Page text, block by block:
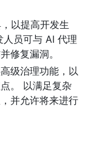
以提高开发生
员可与 AI 代理
修复漏洞。
级治理功能，以
。 以满足复杂
并允许将来进行